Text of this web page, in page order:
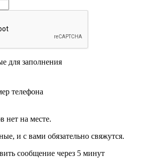
для заполнения
телефона
нет на месте.
и с вами обязательно свяжутся.
сообщение через 5 минут